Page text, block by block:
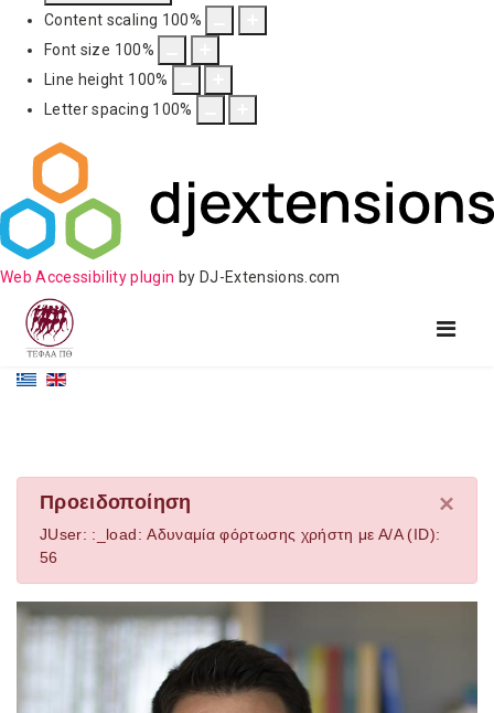
Content scaling 100%
Font size 100%
Line height 100%
Letter spacing 100%
Web Accessibility plugin by DJ-Extensions.com
×
Προειδοποίηση
JUser: :_load: Αδυναμία φόρτωσης χρήστη με Α/Α (ID):
56